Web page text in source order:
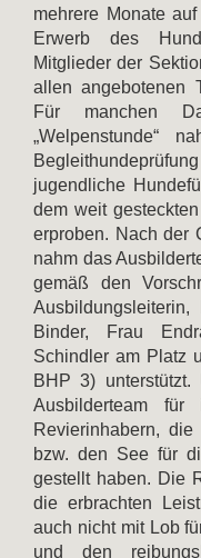
mehrere Monate
Erwerb des
Mitglieder der
allen angebotenen
Für manchen
„Welpenstunde“
jugendliche
dem weit
erproben. Nach der
nahm das
gemäß den
Binder, Frau
Schindler am Platz
BHP 3)
Ausbilderteam
Revierinhabern,
bzw. den See für
gestellt haben. Die
die erbrachten
auch nicht mit Lob
und den